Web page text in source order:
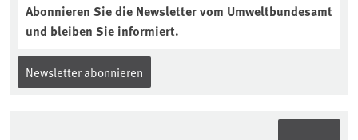
Abonnieren Sie die Newsletter vom Umweltbundesamt
und bleiben Sie informiert.
Newsletter abonnieren